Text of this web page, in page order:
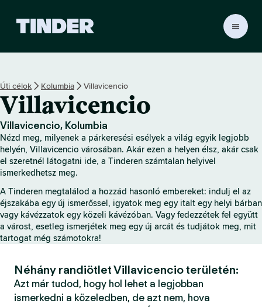
r
K
e
z
d
ő
o
a
l
Úti célok Kolumbia Villavicencio
Villavicencio
Villavicencio, Kolumbia
Nézd meg, milyenek a párkeresési esélyek a világ egyik legjobb
helyén, Villavicencio városában. Akár ezen a helyen élsz, akár csak
el szeretnél látogatni ide, a Tinderen számtalan helyivel
ismerkedhetsz meg.
A Tinderen megtalálod a hozzád hasonló embereket: indulj el az
éjszakába egy új ismerőssel, igyatok meg egy italt egy helyi bárban
vagy kávézzatok egy közeli kávézóban. Vagy fedezzétek fel együtt
a várost, esetleg ismerjétek meg egy új arcát és tudjátok meg, mit
tartogat még számotokra!
Néhány randiötlet Villavicencio területén:
Azt már tudod, hogy hol lehet a legjobban
ismerkedni a közeledben, de azt nem, hova